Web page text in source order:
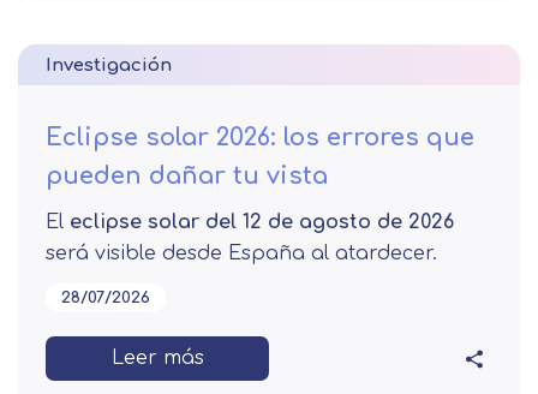
Investigación
Eclipse solar 2026: los errores que
pueden dañar tu vista
El eclipse solar del 12 de agosto de 2026
será visible desde España al atardecer.
28/07/2026
Leer más